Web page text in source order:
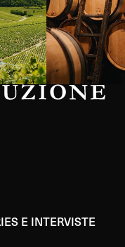
E INTERVISTE